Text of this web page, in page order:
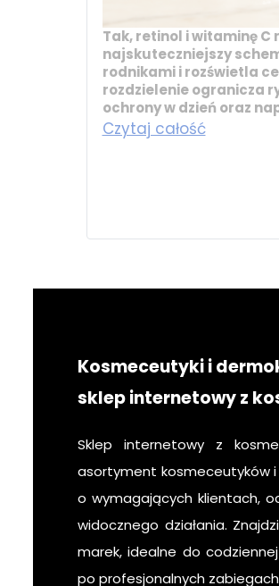
Tak, retinol i witaminę
najskuteczniejszy
rodnikami i rozświetla
rozdzielenie ogranicza
ochrony w dzień oraz
Czytaj całość
Kosmeceutyki i
sklep internetowy z
Sklep internetowy z
asortyment kosmeceutyków
o wymagających klientach,
widocznego działania.
marek, idealne do
po profesjonalnych